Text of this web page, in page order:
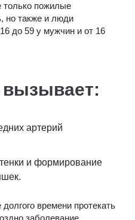
только пожилые
но также и люди
до 59 у мужчин и от 16
вызывает:
артерий
и формирование
времени протекать